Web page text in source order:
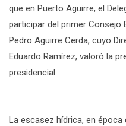
que en Puerto Aguirre, el
participar del primer Consejo
Pedro Aguirre Cerda, cuyo
Eduardo Ramírez, valoró la
presidencial.
La escasez hídrica, en época